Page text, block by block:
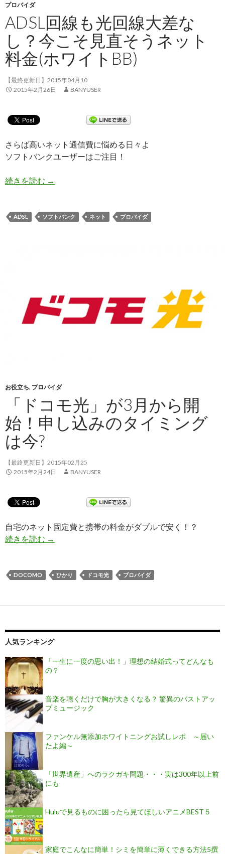
プロバイダ
ADSL回線も光回線大差な
し？今こそ見直そうネット
料金(ホワイトBB)
【最終更新日】2015年04月10
2015年2月26日
BANYUSER
さらば高いネット通信費に悩める日々よ
ソフトバンクユーザーはご注目！
続きを読む ADSL回線も光回線大差なし？今こそ見直そうネ
→
ADSL ソフトバンク ネット プロバイダ
お役立ち, プロバイダ
「ドコモ光」が3月から開
始！申し込みのタイミング
は今?
【最終更新日】2015年02月25
2015年2月24日
BANYUSER
自宅のネット固定費と携帯の料金がダブルで安く！？
続きを読む 「ドコモ光」が3月から開始！申し込みのタイミ
→
DOCOMO ひかり ドコモ光 プロバイダ
人気ランキング
「一生に一度の思い出！」理想の結婚式ってどんなも
の？
音楽を聴くだけで胸が大きくなる？ 驚異のバストアッ
プミュージック
ファンケル無添加ホワイトニングお試しレポ ～届い
たよ編～
「世界遺産」へのラクガキ問題・・・実は300年以上前
にも
Huluで見るものに困ったら見てほしいアニメBEST５
家庭でこんなに簡単！シミを簡単に薄くできる方法5撰